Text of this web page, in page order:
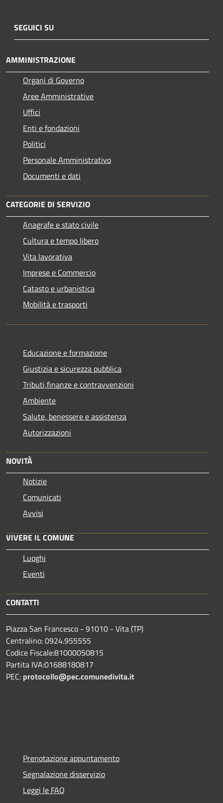
SEGUICI SU
AMMINISTRAZIONE
Organi di Governo
Aree Amministrative
Uffici
Enti e fondazioni
Politici
Personale Amministrativo
Documenti e dati
CATEGORIE DI SERVIZIO
Anagrafe e stato civile
Cultura e tempo libero
Vita lavorativa
Imprese e Commercio
Catasto e urbanistica
Mobilità e trasporti
Educazione e formazione
Giustizia e sicurezza pubblica
Tributi,finanze e contravvenzioni
Ambiente
Salute, benessere e assistenza
Autorizzazioni
NOVITÀ
Notizie
Comunicati
Avvisi
VIVERE IL COMUNE
Luoghi
Eventi
CONTATTI
Piazza San Francesco - 91010 - Vita (TP)
Centralino: 0924.955555
Codice Fiscale:81000050815
Partita IVA:01688180817
PEC: protocollo@pec.comunedivita.it
Prenotazione appuntamento
Segnalazione disservizio
Leggi le FAQ